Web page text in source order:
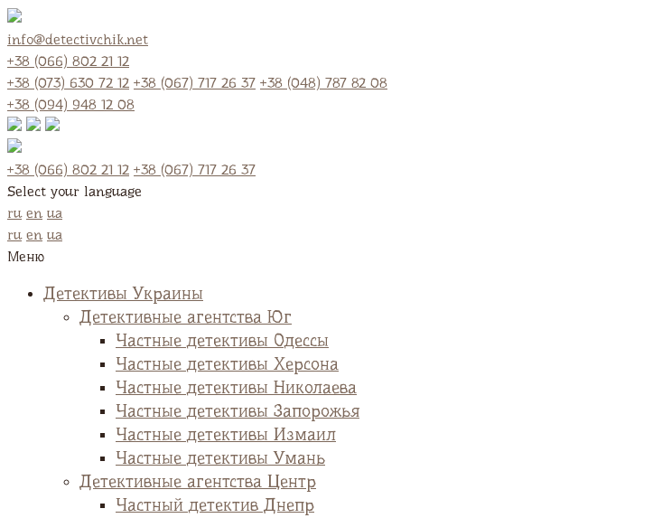
info@detectivchik.net
+38 (066) 802 21 12
+38 (073) 630 72 12 +38 (067) 717 26 37 +38 (048) 787 82 08
+38 (094) 948 12 08
+38 (066) 802 21 12 +38 (067) 717 26 37
Select your language
ru en ua
ru en ua
Меню
Детективы Украины
Детективные агентства Юг
Частные детективы Одессы
Частные детективы Херсона
Частные детективы Николаева
Частные детективы Запорожья
Частные детективы Измаил
Частные детективы Умань
Детективные агентства Центр
Частный детектив Днепр